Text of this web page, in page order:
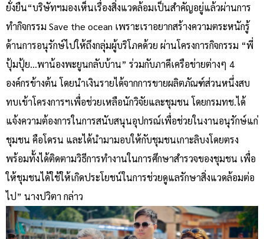
ยั่งยืน“บริษัทฯมองเห็นเรื่องสิ่งแวดล้อมเป็นสำคัญอยู่แล้วผ่านการ
ทำกิจกรรม Save the ocean เพราะเราอยากสร้างความตระหนักรู้
ด้านการอนุรักษ์ไปให้ถึงกลุ่มผู้บริโภคด้วย ผ่านโครงการกิจกรรม “พี่
ปุ้มปุ้ย…พาน้องพะยูนกลับบ้าน” ร่วมกับภาคีเครือข่ายต่างๆ 4
องค์กรข้างต้น โดยนำเงินรายได้จากการขายผลิตภัณฑ์ส่วนหนึ่งสบ
ทบเข้าโครงการฯเพื่อช่วยเหลือนักวิจัยและชุมชน โดยกรมทช.ได้
แจ้งความต้องการในการสนับสนุนอุปกรณ์เพื่อช่วยในงานอนุรักษ์แก่
ชุมชน คือโดรน และได้นำมามอบให้กับชุมชนเกาะลิบงโดยตรง
พร้อมทั้งได้ติดตามวิธีการทำงานในการศึกษาสำรวจของชุมชน เพื่อ
ให้ชุมชนได้ใช้ให้เกิดประโยชน์ในการช่วยดูแลรักษาสิ่งแวดล้อมต่อ
ไป” นางปวิตา กล่าว